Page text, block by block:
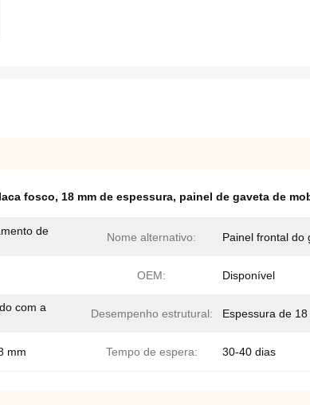
fosco, 18 mm de espessura, painel de gaveta de
de
Nome alternativo: Painel frontal do
OEM: Disponível
com a
Desempenho estrutural: Espessura de 18
mm Tempo de espera: 30-40 dias